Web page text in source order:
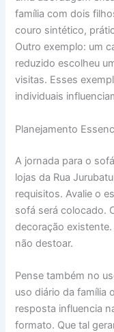
família com dois
couro sintético,
Outro exemplo: um
reduzido escolheu
visitas. Esses
individuais
Planejamento
A jornada para o
lojas da Rua
requisitos. Avalie o
sofá será colocado.
decoração
não destoar.
Pense também no
uso diário da família
resposta influencia
formato. Que tal